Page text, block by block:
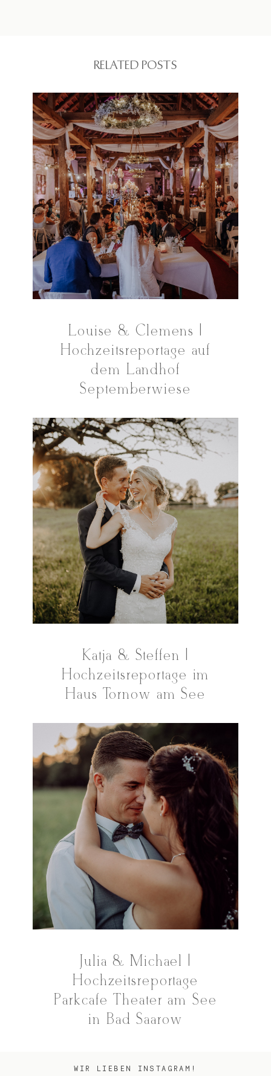
RELATED POSTS
Louise & Clemens |
Hochzeitsreportage auf
dem Landhof
Septemberwiese
Katja & Steffen |
Hochzeitsreportage im
Haus Tornow am See
Julia & Michael |
Hochzeitsreportage
Parkcafé Theater am See
in Bad Saarow
WIR LIEBEN INSTAGRAM!